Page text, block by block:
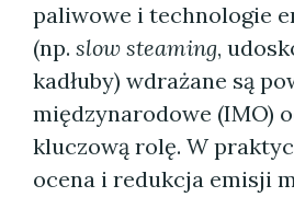
paliwowe i technologie
(np. slow steaming,
kadłuby) wdrażane są
międzynarodowe (IMO)
kluczową rolę. W
ocena i redukcja emisji